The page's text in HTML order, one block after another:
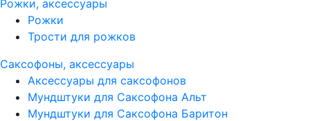
Рожки, аксессуары
Рожки
Трости для рожков
Саксофоны, аксессуары
Аксессуары для саксофонов
Мундштуки для Саксофона Альт
Мундштуки для Саксофона Баритон